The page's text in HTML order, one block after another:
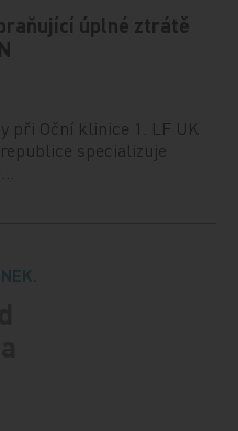
úplné ztrátě
při Oční klinice 1. LF UK
specializuje